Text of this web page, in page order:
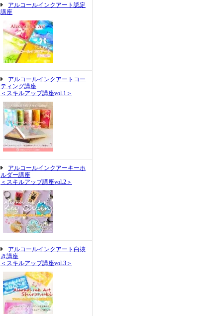
アルコールインクアート認定
講座
アルコールインクアートコー
ティング講座
＜スキルアップ講座vol.1＞
アルコールインクアーキーホ
ルダー講座
＜スキルアップ講座vol.2＞
アルコールインクアート白抜
き講座
＜スキルアップ講座vol.3＞